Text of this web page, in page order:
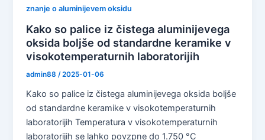
znanje o aluminijevem oksidu
Kako so palice iz čistega aluminijevega
oksida boljše od standardne keramike v
visokotemperaturnih laboratorijih
admin88/2025-01-06
Kako so palice iz čistega aluminijevega oksida boljše
od standardne keramike v visokotemperaturnih
laboratorijih Temperatura v visokotemperaturnih
laboratorijih se lahko povzpne do 1.750 °C